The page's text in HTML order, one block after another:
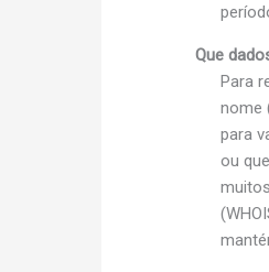
Que
Para
nome
para
ou